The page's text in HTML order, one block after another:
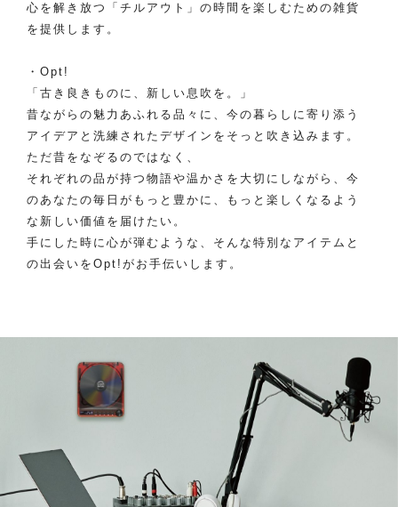
心を解き放つ「チルアウト」の時間を楽しむための雑貨
を提供します。
・Opt!
「古き良きものに、新しい息吹を。」
昔ながらの魅力あふれる品々に、今の暮らしに寄り添う
アイデアと洗練されたデザインをそっと吹き込みます。
ただ昔をなぞるのではなく、
それぞれの品が持つ物語や温かさを大切にしながら、今
のあなたの毎日がもっと豊かに、もっと楽しくなるよう
な新しい価値を届けたい。
手にした時に心が弾むような、そんな特別なアイテムと
の出会いをOpt!がお手伝いします。